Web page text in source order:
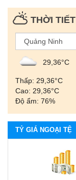
THỜI TIẾT
29,36°С
Thấp: 29,36°С
Cao: 29,36°С
Độ ẩm: 76%
TỶ GIÁ NGOẠI TỆ